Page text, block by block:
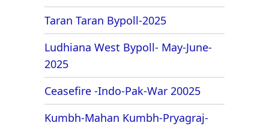
Taran Taran Bypoll-2025
Ludhiana West Bypoll- May-June-
2025
Ceasefire -Indo-Pak-War 20025
Kumbh-Mahan Kumbh-Pryagraj-